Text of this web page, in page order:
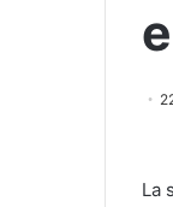
La